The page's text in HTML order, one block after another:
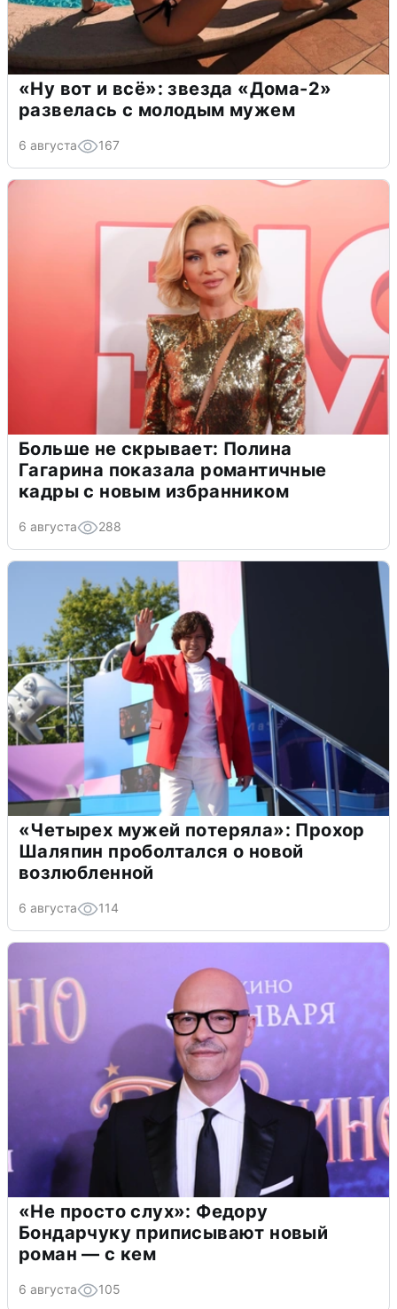
«Ну вот и всё»: звезда «Дома-2»
развелась с молодым мужем
6 августа 167
Больше не скрывает: Полина
Гагарина показала романтичные
кадры с новым избранником
6 августа 288
«Четырех мужей потеряла»: Прохор
Шаляпин проболтался о новой
возлюбленной
6 августа 114
«Не просто слух»: Федору
Бондарчуку приписывают новый
роман — с кем
6 августа 105